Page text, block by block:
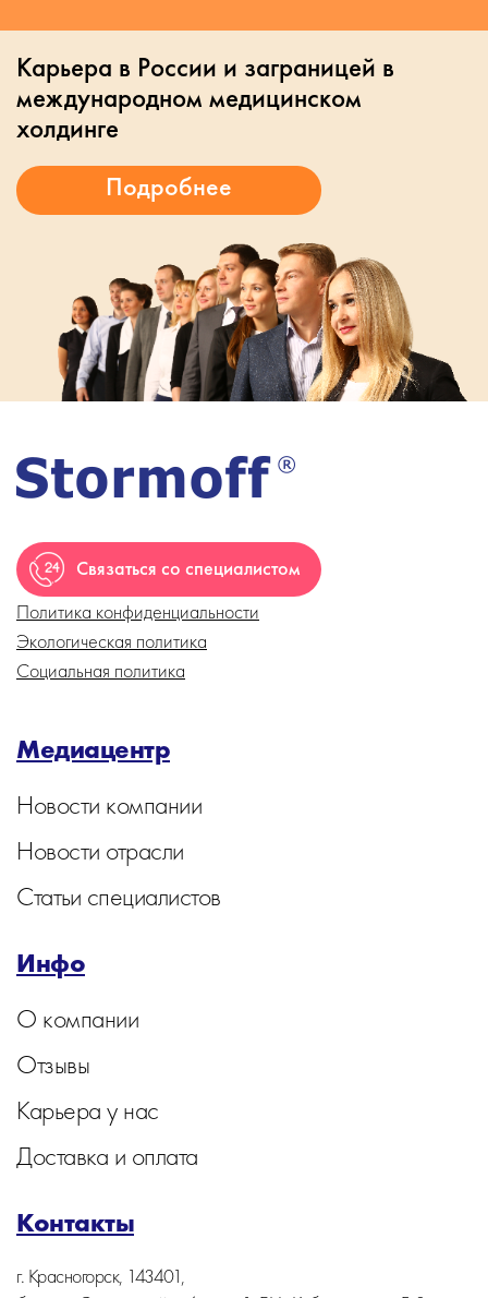
Карьера в России и заграницей в
международном медицинском
холдинге
Связаться со специалистом
Политика конфиденциальности
Экологическая политика
Социальная политика
Медиацентр
Новости компании
Новости отрасли
Статьи специалистов
Инфо
О компании
Отзывы
Карьера у нас
Доставка и оплата
Контакты
г. Красногорск, 143401,